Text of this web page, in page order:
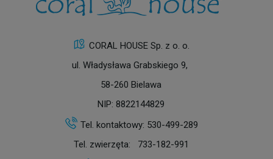
CORAL HOUSE Sp. z o. o.
ul. Władysława Grabskiego 9,
58-260 Bielawa
NIP: 8822144829
Tel. kontaktowy: 530-499-289
Tel. zwierzęta: 733-182-991